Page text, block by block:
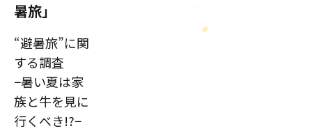
暑旅」
“避暑旅”に関
する調査
−暑い夏は家
族と牛を見に
行くべき!?−